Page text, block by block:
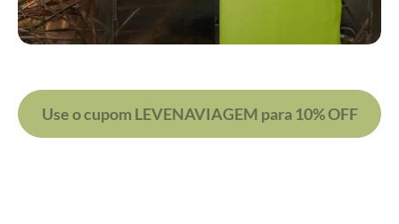
Use o cupom LEVENAVIAGEM para 10% OFF